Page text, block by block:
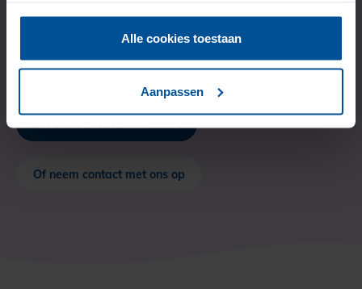
Alle cookies toestaan
Aanpassen
Hoe meld ik me aan?
Of neem contact met ons op